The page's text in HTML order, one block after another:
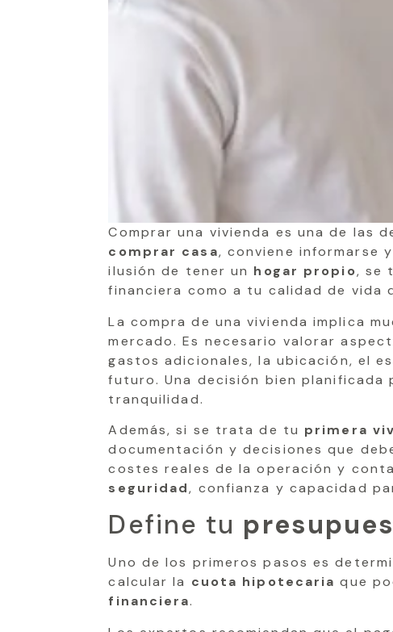
Comprar una vivienda es una de las
comprar casa, conviene informarse
ilusión de tener un hogar propio, se
financiera como a tu calidad de vida
La compra de una vivienda implica
mercado. Es necesario valorar
gastos adicionales, la ubicación, el
futuro. Una decisión bien
tranquilidad.
Además, si se trata de tu primera
documentación y decisiones que
costes reales de la operación y
seguridad, confianza y capacidad
Define tu
Uno de los primeros pasos es
calcular la cuota hipotecaria que
financiera.